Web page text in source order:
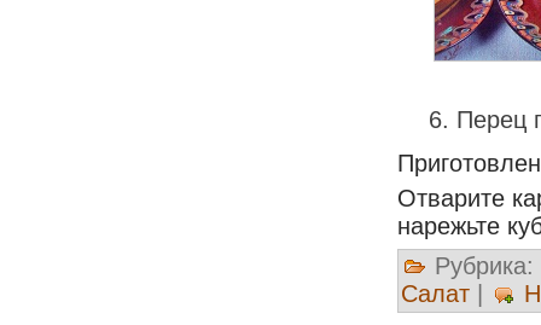
Перец
Отварите
нарежьте
Рубрика:
Салат